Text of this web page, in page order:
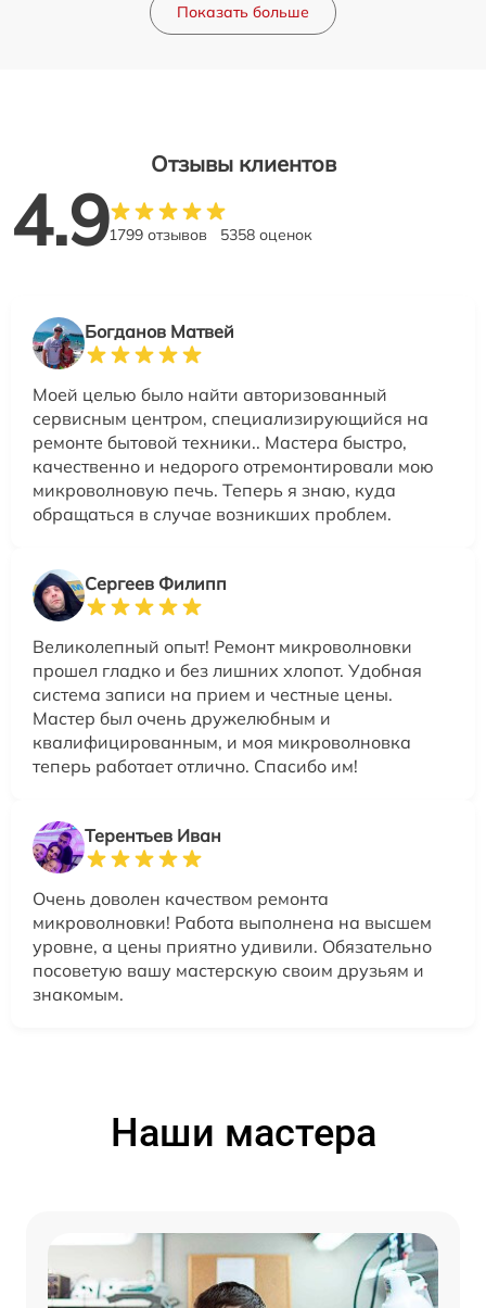
Показать больше
Отзывы клиентов
4.91799 отзывов 5358 оценок
Богданов Матвей
Моей целью было найти авторизованный
сервисным центром, специализирующийся на
ремонте бытовой техники.. Мастера быстро,
качественно и недорого отремонтировали мою
микроволновую печь. Теперь я знаю, куда
обращаться в случае возникших проблем.
Сергеев Филипп
Великолепный опыт! Ремонт микроволновки
прошел гладко и без лишних хлопот. Удобная
система записи на прием и честные цены.
Мастер был очень дружелюбным и
квалифицированным, и моя микроволновка
теперь работает отлично. Спасибо им!
Терентьев Иван
Очень доволен качеством ремонта
микроволновки! Работа выполнена на высшем
уровне, а цены приятно удивили. Обязательно
посоветую вашу мастерскую своим друзьям и
знакомым.
Наши мастера